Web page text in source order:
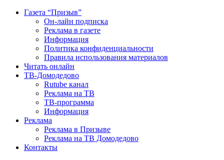
Газета “Призыв”
Он-лайн подписка
Реклама в газете
Информация
Политика конфиденциальности
Правила использования материалов
Читать онлайн
ТВ-Домодедово
Rutube канал
Реклама на ТВ
ТВ-программа
Информация
Реклама
Реклама в Призыве
Реклама на ТВ Домодедово
Контакты